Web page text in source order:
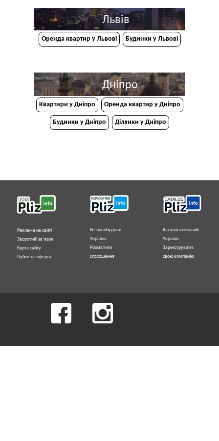
Львів
Оренда квартир у Львові Будинки у Львові
Дніпро
Квартири у Дніпрo Оренда квартир у Дніпро
Будинки у Дніпро Ділянки у Дніпро
Реклама на сайті
Зворотній зв`язок
Карта сайту
Публічна оферта
Всі новобудови
України
Розмістити
оголошення
Каталог компаній
України
Зареєструвати
свою компанію